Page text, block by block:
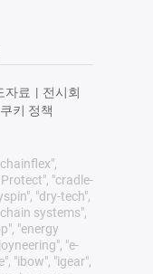
자료 | 전시회
쿠키 정책
"cradle-
"dry-tech",
systems",
"energy
"e-
"ibow", "igear",